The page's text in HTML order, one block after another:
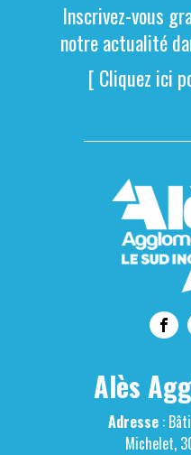
Inscrivez-vous
notre actualité
[ Cliquez ici
Alès
Adresse :
Michelet,